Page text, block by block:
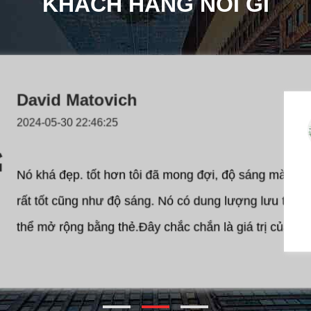
Luke.
2024-05-30 22:50:02
Máy tính bảng này có cảm giác vững chắc, chủ
thân hình kim loại. Tôi nghĩ rằng nó cũng có kích
hình dạng tốt. Nó có trọng lượng vừa phải. Các nút
cứng cũng cảm thấy vững chắc và hoạt động